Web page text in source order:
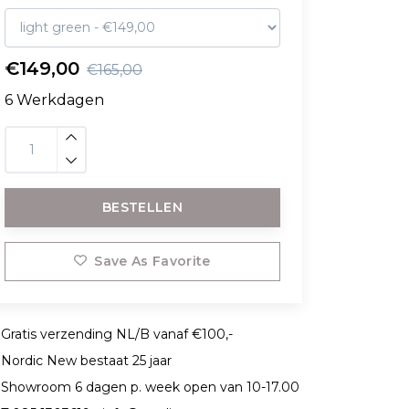
€149,00 €165,00
6 Werkdagen
BESTELLEN
Save As Favorite
Gratis verzending NL/B vanaf €100,-
Nordic New bestaat 25 jaar
Showroom 6 dagen p. week open van 10-17.00